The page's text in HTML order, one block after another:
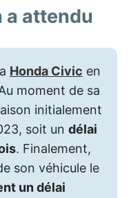
a attendu
Honda Civic en
moment de sa
initialement
soit un délai
. Finalement,
son véhicule le
un délai